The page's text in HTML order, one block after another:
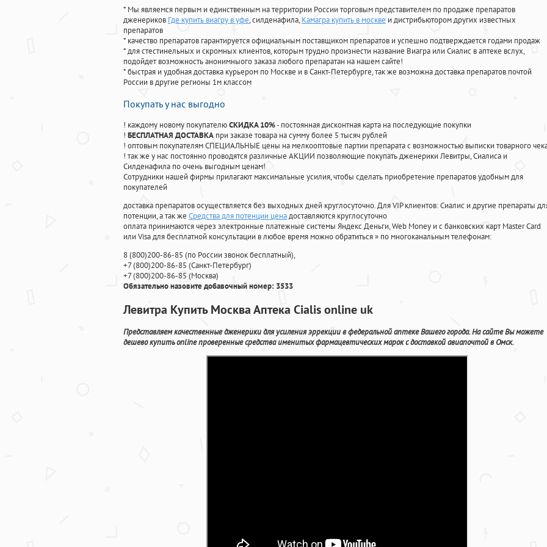
* Мы являемся первым и единственным на территории России торговым представителем по продаже препаратов
дженериков Где купить виагру в уфе, силденафила, Камагра купить в москве и дистрибьютором других известных
препаратов
* качество препаратов гарантируется официальным поставщиком препаратов и успешно подтверждается годами продаж
* для стестинельных и скромных клиентов, которым трудно произнести название Виагра или Сиалис в аптеке вслух,
подойдет возможность анонимныого заказа любого препаратан на нашем сайте!
* быстрая и удобная доставка курьером по Москве и в Санкт-Петербурге, так же возможна доставка препаратов почтой
России в другие регионы 1м классом
Покупать у нас выгодно
! каждому новому покупателюСКИДКА 10%- постоянная дисконтная карта на последующие покупки
! БЕСПЛАТНАЯ ДОСТАВКА при заказе товара на сумму более 5 тысяч рублей
! оптовым покупателям СПЕЦИАЛЬНЫЕ цены на мелкооптовые партии препарата с возможностью выписки товарного
! так же у нас постоянно проводятся различные АКЦИИ позволяющие покупать дженерики Левитры, Сиалиса и
Силденафила по очень выгодным ценам!
Cотрудники нашей фирмы прилагают максимальные усилия, чтобы сделать приобретение препаратов удобным для
покупателей
доставка препаратов осуществляется без выходных дней круглосуточно. Для VIP клиентов: Сиалис и другие препараты
потенции, а так же Средства для потенции ценадоставляются круглосуточно
оплата принимаются через электронные платежные системы Яндекс Деньги, Web Money и с банковских карт Master Card
или Visa для бесплатной консультации в любое время можно обратиться» по многоканальным телефонам:
8(800)200-86-85 (по России звонок бесплатный),
+7(800)200-86-85 (Санкт-Петербург)
+7(800)200-86-85 (Москва)
Обязательно назовите добавочный номер: 3533
Левитра Купить Москва Аптека Cialis online uk
Представляем качественные дженерики для усиления эррекции в федеральной аптеке Вашего города. На сайте Вы можете
дешево купить online проверенные средства именитых фармацевтических марок с доставкой авиапочтой в Омск.